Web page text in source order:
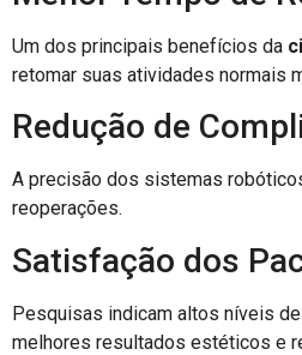
Um dos principais benefícios da
retomar suas atividades normais
Redução de
A precisão dos sistemas
reoperações.
Satisfação dos
Pesquisas indicam altos níveis
melhores resultados estéticos e